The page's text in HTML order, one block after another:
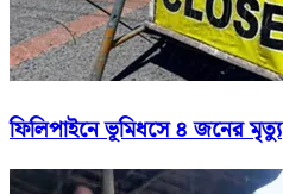
ফিলিপাইনে ভূমিধসে ৪ জনের মৃত্যু